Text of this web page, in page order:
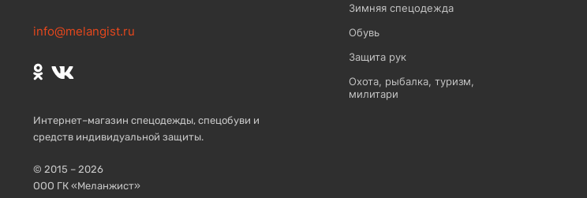
info@melangist.ru
Интернет–магазин спецодежды, спецобуви и
средств индивидуальной защиты.
© 2015 – 2026
ООО ГК «Меланжист»
Зимняя спецодежда
Обувь
Защита рук
Охота, рыбалка, туризм,
милитари